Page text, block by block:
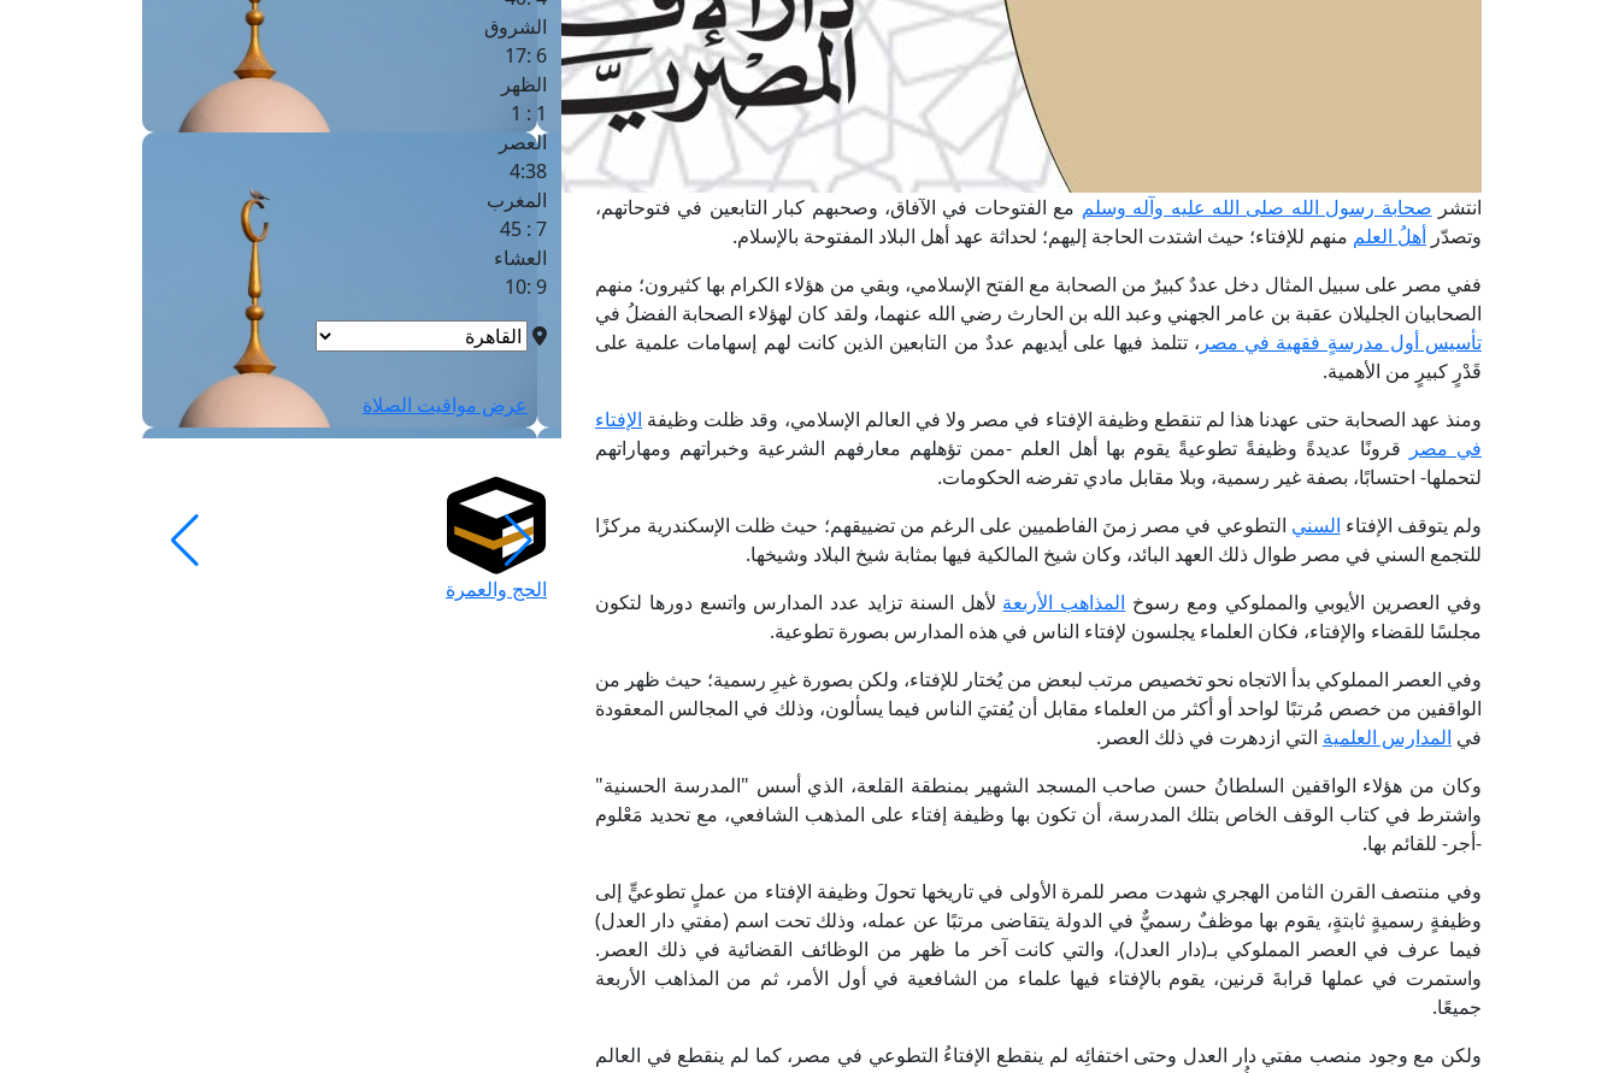
انتشر صحابة رسول الله صلى الله عليه وآله وسلم مع الفتوحات في الآفاق، وصحبهم كبار التابعين في فتوحاتهم،
وتصدّر أهلُ العلم منهم للإفتاء؛ حيث اشتدت الحاجة إليهم؛ لحداثة عهد أهل البلاد المفتوحة بالإسلام.
ففي مصر على سبيل المثال دخل عددٌ كبيرٌ من الصحابة مع الفتح الإسلامي، وبقي من هؤلاء الكرام بها كثيرون؛ منهم
الصحابيان الجليلان عقبة بن عامر الجهني وعبد الله بن الحارث رضي الله عنهما، ولقد كان لهؤلاء الصحابة الفضلُ في
تأسيس أول مدرسةٍ فقهية في مصر ، تتلمذ فيها على أيديهم عددٌ من التابعين الذين كانت لهم إسهامات علمية على
قَدْرٍ كبيرٍ من الأهمية.
ومنذ عهد الصحابة حتى عهدنا هذا لم تنقطع وظيفة الإفتاء في مصر ولا في العالم الإسلامي، وقد ظلت وظيفة الإفتاء
في مصر قرونًا عديدةً وظيفةً تطوعيةً يقوم بها أهل العلم -ممن تؤهلهم معارفهم الشرعية وخبراتهم ومهاراتهم
لتحملها- احتسابًا، بصفة غير رسمية، وبلا مقابل مادي تفرضه الحكومات.
ولم يتوقف الإفتاء السني التطوعي في مصر زمنَ الفاطميين على الرغم من تضييقهم؛ حيث ظلت الإسكندرية مركزًا
للتجمع السني في مصر طوال ذلك العهد البائد، وكان شيخ المالكية فيها بمثابة شيخ البلاد وشيخها.
وفي العصرين الأيوبي والمملوكي ومع رسوخ المذاهب الأربعة لأهل السنة تزايد عدد المدارس واتسع دورها لتكون
مجلسًا للقضاء والإفتاء، فكان العلماء يجلسون لإفتاء الناس في هذه المدارس بصورة تطوعية.
وفي العصر المملوكي بدأ الاتجاه نحو تخصيص مرتب لبعض من يُختار للإفتاء، ولكن بصورة غيرِ رسمية؛ حيث ظهر من
الواقفين من خصص مُرتبًا لواحد أو أكثر من العلماء مقابل أن يُفتيَ الناس فيما يسألون، وذلك في المجالس المعقودة
في المدارس العلمية التي ازدهرت في ذلك العصر.
وكان من هؤلاء الواقفين السلطانُ حسن صاحب المسجد الشهير بمنطقة القلعة، الذي أسس "المدرسة الحسنية"
واشترط في كتاب الوقف الخاص بتلك المدرسة، أن تكون بها وظيفة إفتاء على المذهب الشافعي، مع تحديد مَعْلوم
-أجر- للقائم بها.
وفي منتصف القرن الثامن الهجري شهدت مصر للمرة الأولى في تاريخها تحولَ وظيفة الإفتاء من عملٍ تطوعيٍّ إلى
وظيفةٍ رسميةٍ ثابتةٍ، يقوم بها موظفٌ رسميٌّ في الدولة يتقاضى مرتبًا عن عمله، وذلك تحت اسم (مفتي دار العدل)
فيما عرف في العصر المملوكي بـ(دار العدل)، والتي كانت آخر ما ظهر من الوظائف القضائية في ذلك العصر.
واستمرت في عملها قرابةَ قرنين، يقوم بالإفتاء فيها علماء من الشافعية في أول الأمر، ثم من المذاهب الأربعة
جميعًا.
ولكن مع وجود منصب مفتي دار العدل وحتى اختفائِه لم ينقطع الإفتاءُ التطوعي في مصر، كما لم ينقطع في العالم
الشروق
6 :17
الظهر
1 : 1
العصر
4:38
المغرب
7 : 45
العشاء
9 :10
عرض مواقيت الصلاة
الحج والعمرة